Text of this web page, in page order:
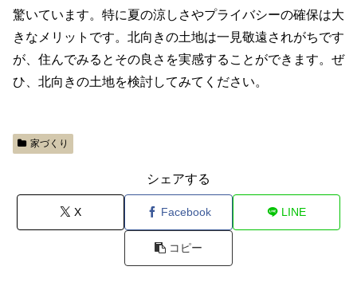
驚いています。特に夏の涼しさやプライバシーの確保は大
きなメリットです。北向きの土地は一見敬遠されがちです
が、住んでみるとその良さを実感することができます。ぜ
ひ、北向きの土地を検討してみてください。
家づくり
シェアする
X Facebook LINE
コピー